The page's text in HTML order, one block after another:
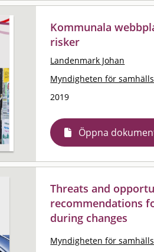
Kommunala
risker
Landenmark Johan
Myndigheten för
2019
Öppna
Threats and
recommendations
during changes
Myndigheten för